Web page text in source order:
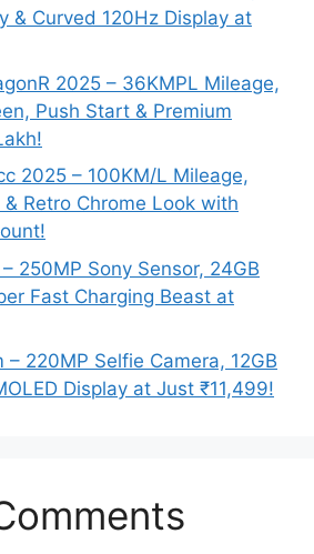
& Curved 120Hz Display at
2025 – 36KMPL Mileage,
Push Start & Premium
2025 – 100KM/L Mileage,
& Retro Chrome Look with
250MP Sony Sensor, 24GB
Fast Charging Beast at
– 220MP Selfie Camera, 12GB
Display at Just ₹11,499!